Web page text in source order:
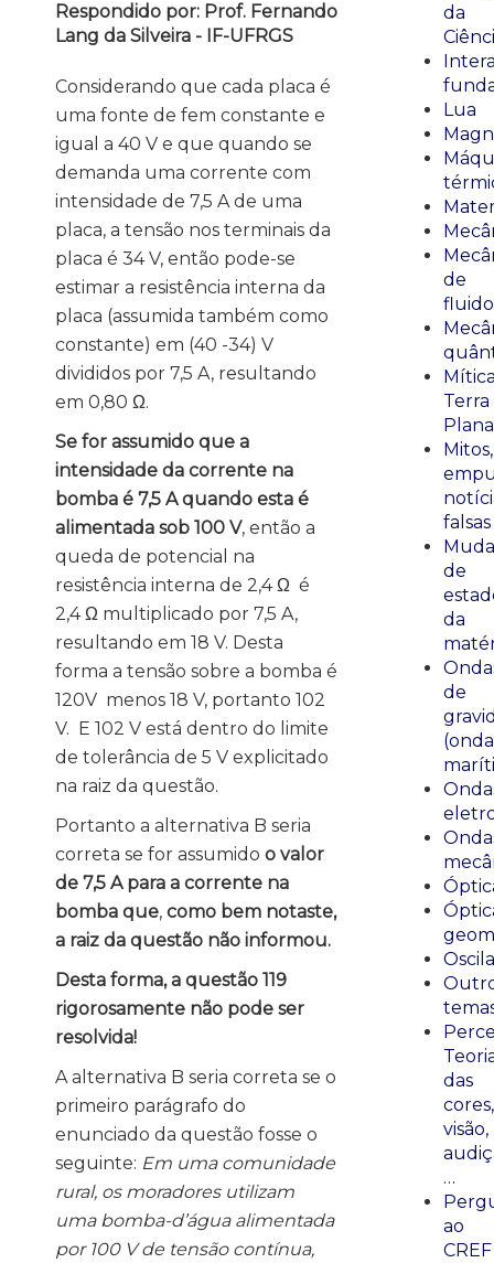
Respondido por: Prof. Fernando
Lang da Silveira - IF-UFRGS
Considerando que cada placa é
uma fonte de fem constante e
igual a 40 V e que quando se
demanda uma corrente com
intensidade de 7,5 A de uma
placa, a tensão nos terminais da
placa é 34 V, então pode-se
estimar a resistência interna da
placa (assumida também como
constante) em (40 -34) V
divididos por 7,5 A, resultando
em 0,80 Ω.
Se for assumido que a
intensidade da corrente na
bomba é 7,5 A quando esta é
alimentada sob 100 V, então a
queda de potencial na
resistência interna de 2,4 Ω é
2,4 Ω multiplicado por 7,5 A,
resultando em 18 V. Desta
forma a tensão sobre a bomba é
120V menos 18 V, portanto 102
V. E 102 V está dentro do limite
de tolerância de 5 V explicitado
na raiz da questão.
Portanto a alternativa B seria
correta se for assumido o valor
de 7,5 A para a corrente na
bomba que, como bem notaste,
a raiz da questão não informou.
Desta forma, a questão 119
rigorosamente não pode ser
resolvida!
A alternativa B seria correta se o
primeiro parágrafo do
enunciado da questão fosse o
seguinte: Em uma comunidade
rural, os moradores utilizam
uma bomba-d’água alimentada
por 100 V de tensão contínua,
da
Lua
de
Terra
Plana
Mitos,
falsas
de
da
de
das
cores,
visão,
…
ao
CREF